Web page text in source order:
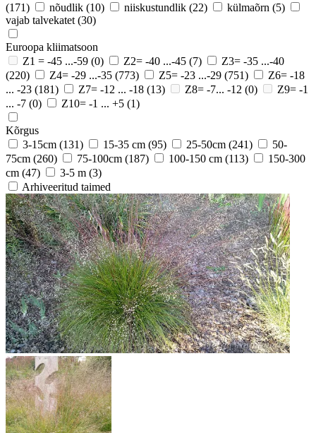
(171)
nõudlik (10) niiskustundlik (22) külmaõrn (5)
vajab talvekatet (30)
Euroopa kliimatsoon
Z1 = -45 ...-59 (0) Z2= -40 ...-45 (7)
Z3= -35 ...-40
(220)
Z4= -29 ...-35 (773) Z5= -23 ...-29 (751)
Z6= -18
... -23 (181) Z7= -12 ... -18 (13) Z8= -7... -12 (0)
Z9= -1
... -7 (0) Z10= -1 ... +5 (1)
Kõrgus
3-15cm (131) 15-35 cm (95) 25-50cm (241)
50-
75cm (260) 75-100cm (187) 100-150 cm (113)
150-300
cm (47) 3-5 m (3)
Arhiveeritud taimed